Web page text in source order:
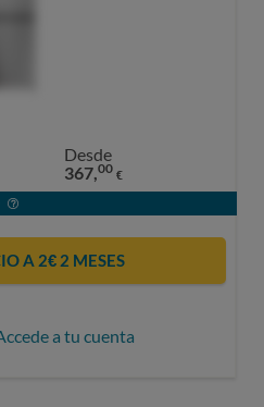
Desde
367,00 €
A 2€ 2 MESES
a tu cuenta